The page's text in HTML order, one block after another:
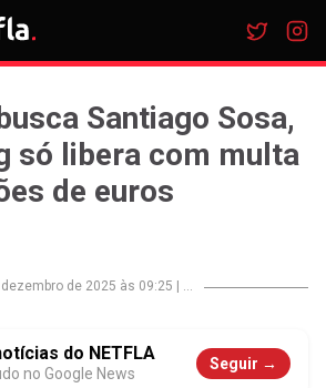
Santiago Sosa,
só libera com multa
de euros
de 2025 às 09:25 ...
do NETFLA
no Google News
Seguir →